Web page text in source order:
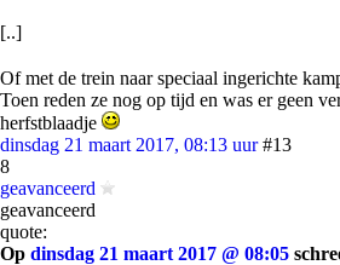
[..]
Of met de trein naar speciaal ingerichte
Toen reden ze nog op tijd en was er geen
herfstblaadje
dinsdag 21 maart 2017, 08:13 uur #13
8
geavanceerd
geavanceerd
quote:
Op dinsdag 21 maart 2017 @ 08:05